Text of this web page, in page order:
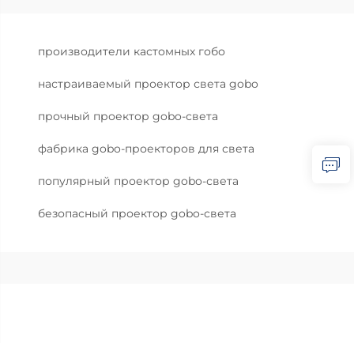
производители кастомных гобо
настраиваемый проектор света gobo
прочный проектор gobo-света
фабрика gobo-проекторов для света
популярный проектор gobo-света
безопасный проектор gobo-света